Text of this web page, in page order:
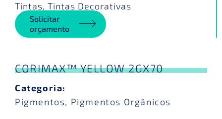
Tintas, Tintas Decorativas
Solicitar
orçamento
CORIMAX™ YELLOW 2GX70
Categoria:
Pigmentos, Pigmentos Orgânicos